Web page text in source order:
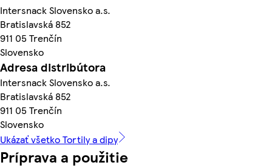
Intersnack Slovensko a.s.
Bratislavská 852
911 05 Trenčín
Slovensko
Adresa distribútora
Intersnack Slovensko a.s.
Bratislavská 852
911 05 Trenčín
Slovensko
Ukázať všetko Tortily a dipy
Príprava a použitie